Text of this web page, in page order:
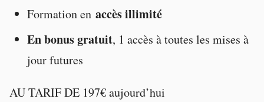
Formation enaccès illimité
En bonus gratuit, 1 accès à toutes les mises à
jour futures
AU TARIF DE 197€ aujourd’hui